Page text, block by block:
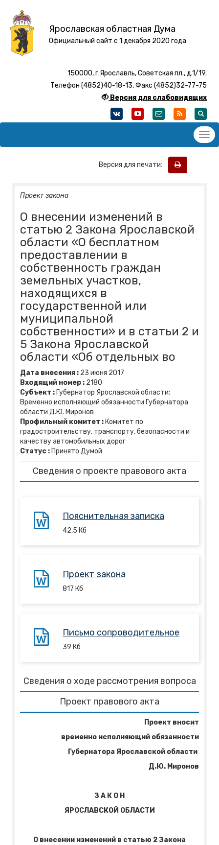
Ярославская областная Дума
Официальный сайт с 1 декабря 2020 года
150000, г.Ярославль, Советская пл., д.1/19.
Телефон (4852)40-18-13, Факс (4852)32-77-75
Версия для слабовидящих
Версия для печати:
Проект закона
О внесении изменений в
статью 2 Закона Ярославской
области «О бесплатном
предоставлении в
собственность граждан
земельных участков,
находящихся в
государственной или
муниципальной
собственности» и в статьи 2 и
5 Закона Ярославской
области «Об отдельных во
Дата внесения : 23 июня 2017
Входящий номер : 2180
Субъект : Губернатор Ярославской области;
Временно исполняющий обязанности Губернатора
области Д.Ю. Миронов
Профильный комитет : Комитет по
градостроительству, транспорту, безопасности и
качеству автомобильных дорог
Статус : Принято Думой
Сведения о проекте правового акта
Пояснительная записка
42,5 Кб
Проект закона
817 Кб
Письмо сопроводительное
39 Кб
Сведения о ходе рассмотрения вопроса
Проект правового акта
Проект вносит
временно исполняющий обязанности
Губернатора Ярославской области
Д.Ю. Миронов
З А К О Н
ЯРОСЛАВСКОЙ ОБЛАСТИ
О внесении изменений в статью 2 Закона